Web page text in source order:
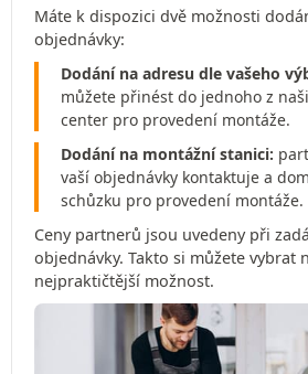
Máte k dispozici dvě možnosti
objednávky:
Dodání na adresu dle vašeho
můžete přinést do jednoho z
center pro provedení montáže.
Dodání na montážní stanici:
vaší objednávky kontaktuje a
schůzku pro provedení montáže.
Ceny partnerů jsou uvedeny při
objednávky. Takto si můžete vybrat
nejpraktičtější možnost.